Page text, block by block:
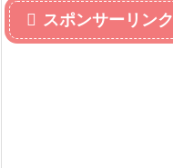
スポンサーリンク